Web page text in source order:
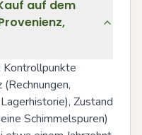
auf dem
Kontrollpunkte
Zustand
Schimmelspuren)